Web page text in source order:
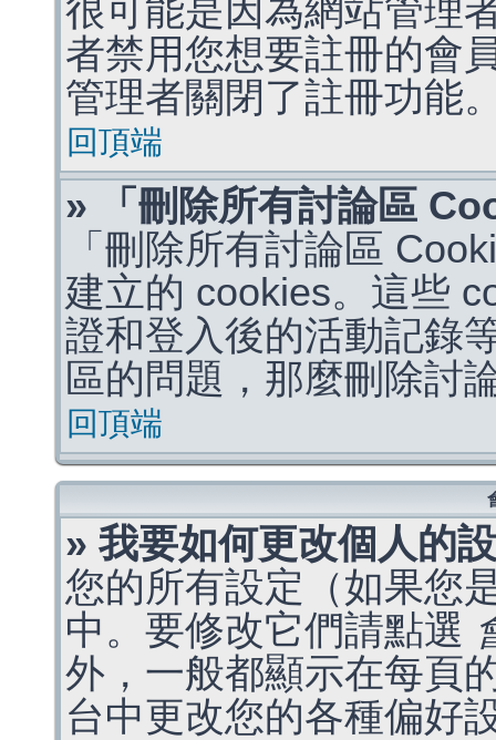
很可能是因為網站管理
者禁用您想要註冊的會
管理者關閉了註冊功能
回頂端
» 「刪除所有討論區
「刪除所有討論區
建立的 cookies。這些
證和登入後的活動記錄
區的問題，那麼刪除討
回頂端
» 我要如何更改個人的
您的所有設定（如果您
中。要修改它們請點選
外，一般都顯示在每頁
台中更改您的各種偏好